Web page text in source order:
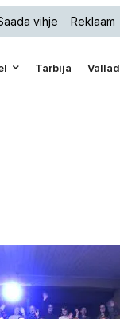
vihje Reklaam
Tarbija Vallad